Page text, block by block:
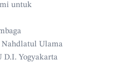
untuk
Nahdlatul Ulama
D.I. Yogyakarta